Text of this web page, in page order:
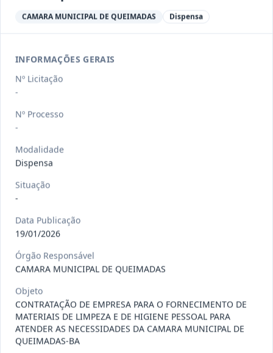
-/2026 Dispensa DISPENSA Nº 008-26
Situação: Aberta Data:
-/2026
Situação
-/2026
Dispensa
Situação: Aberta
-/2026
Dispensa
Dispensa DISPENSA Nº 006-26
CAMARA MUNICIPAL DE QUEIMADAS Dispensa
INFORMAÇÕES GERAIS
Nº Licitação
-
Nº Processo
-
Modalidade
Dispensa
Situação
-
Data Publicação
19/01/2026
Órgão Responsável
CAMARA MUNICIPAL DE QUEIMADAS
Objeto
CONTRATAÇÃO DE EMPRESA PARA O FORNECIMENTO DE
MATERIAIS DE LIMPEZA E DE HIGIENE PESSOAL PARA
ATENDER AS NECESSIDADES DA CAMARA MUNICIPAL DE
QUEIMADAS-BA